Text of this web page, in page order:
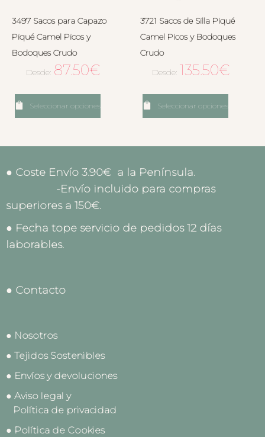
3497 Sacos para Capazo
Piqué Camel Picos y
Bodoques Crudo
Desde: 87.50€
Seleccionar opciones
3721 Sacos de Silla Piqué
Camel Picos y Bodoques
Crudo
Desde: 135.50€
Seleccionar opciones
● Coste Envío 3.90€ a la Península.
-Envío incluido para compras
superiores a 150€.
● Fecha tope servicio de pedidos 12 días
laborables.
● Contacto
● Nosotros
● Tejidos Sostenibles
● Envíos y devoluciones
● Aviso legal y
Política de privacidad
● Política de Cookies